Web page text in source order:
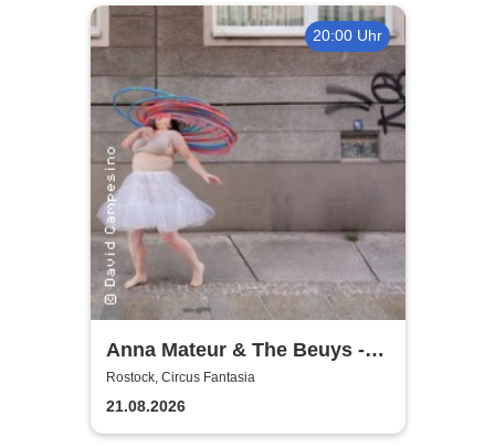
20:00 Uhr
Anna Mateur & The Beuys -
Kaoshüter
Rostock, Circus Fantasia
21.08.2026